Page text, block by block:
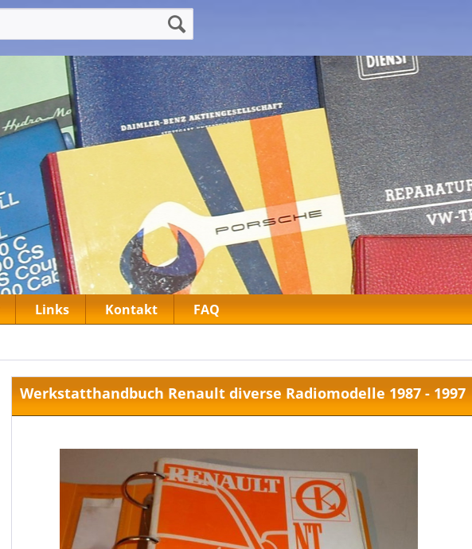
Links Kontakt FAQ
Werkstatthandbuch Renault diverse Radiomodelle 1987 - 1997